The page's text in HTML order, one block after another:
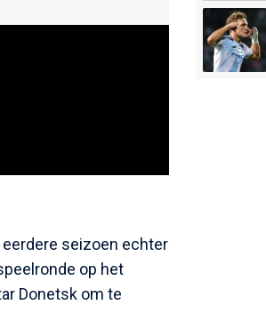
seizoen echter
op het
Donetsk om te